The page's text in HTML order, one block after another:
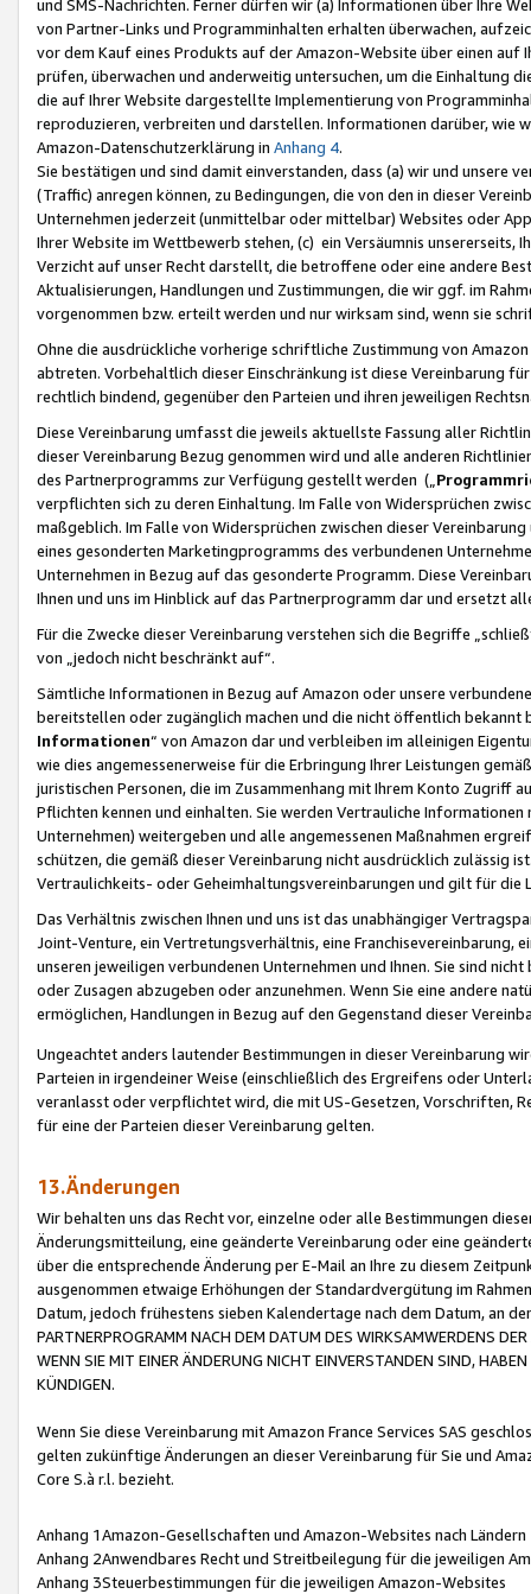
und SMS-Nachrichten. Ferner dürfen wir (a) Informationen über Ihre
von Partner-Links und Programminhalten erhalten überwachen,
vor dem Kauf eines Produkts auf der Amazon-Website über einen
prüfen, überwachen und anderweitig untersuchen, um die Einhaltung
die auf Ihrer Website dargestellte Implementierung von
reproduzieren, verbreiten und darstellen. Informationen darüber, wie
Amazon-Datenschutzerklärung in Anhang 4.
Sie bestätigen und sind damit einverstanden, dass (a) wir und
(Traffic) anregen können, zu Bedingungen, die von den in dieser
Unternehmen jederzeit (unmittelbar oder mittelbar) Websites oder
Ihrer Website im Wettbewerb stehen, (c) ein Versäumnis unsererseits,
Verzicht auf unser Recht darstellt, die betroffene oder eine andere
Aktualisierungen, Handlungen und Zustimmungen, die wir ggf. im
vorgenommen bzw. erteilt werden und nur wirksam sind, wenn sie
Ohne die ausdrückliche vorherige schriftliche Zustimmung von
abtreten. Vorbehaltlich dieser Einschränkung ist diese Vereinbarung
rechtlich bindend, gegenüber den Parteien und ihren jeweiligen
Diese Vereinbarung umfasst die jeweils aktuellste Fassung aller
dieser Vereinbarung Bezug genommen wird und alle anderen
des Partnerprogramms zur Verfügung gestellt werden („
verpflichten sich zu deren Einhaltung. Im Falle von Widersprüchen
maßgeblich. Im Falle von Widersprüchen zwischen dieser
eines gesonderten Marketingprogramms des verbundenen
Unternehmen in Bezug auf das gesonderte Programm. Diese
Ihnen und uns im Hinblick auf das Partnerprogramm dar und ersetzt
Für die Zwecke dieser Vereinbarung verstehen sich die Begriffe
von „jedoch nicht beschränkt auf“.
Sämtliche Informationen in Bezug auf Amazon oder unsere
bereitstellen oder zugänglich machen und die nicht öffentlich
Informationen“ von Amazon dar und verbleiben im alleinigen
wie dies angemessenerweise für die Erbringung Ihrer Leistungen
juristischen Personen, die im Zusammenhang mit Ihrem Konto
Pflichten kennen und einhalten. Sie werden Vertrauliche
Unternehmen) weitergeben und alle angemessenen Maßnahmen
schützen, die gemäß dieser Vereinbarung nicht ausdrücklich zulässig
Vertraulichkeits- oder Geheimhaltungsvereinbarungen und gilt für die
Das Verhältnis zwischen Ihnen und uns ist das unabhängiger
Joint-Venture, ein Vertretungsverhältnis, eine Franchisevereinbarung,
unseren jeweiligen verbundenen Unternehmen und Ihnen. Sie sind
oder Zusagen abzugeben oder anzunehmen. Wenn Sie eine andere
ermöglichen, Handlungen in Bezug auf den Gegenstand dieser
Ungeachtet anders lautender Bestimmungen in dieser Vereinbarung
Parteien in irgendeiner Weise (einschließlich des Ergreifens oder
veranlasst oder verpflichtet wird, die mit US-Gesetzen, Vorschriften,
für eine der Parteien dieser Vereinbarung gelten.
13.Änderungen
Wir behalten uns das Recht vor, einzelne oder alle Bestimmungen
Änderungsmitteilung, eine geänderte Vereinbarung oder eine
über die entsprechende Änderung per E-Mail an Ihre zu diesem
ausgenommen etwaige Erhöhungen der Standardvergütung im
Datum, jedoch frühestens sieben Kalendertage nach dem Datum, an
PARTNERPROGRAMM NACH DEM DATUM DES WIRKSAMWERDENS
WENN SIE MIT EINER ÄNDERUNG NICHT EINVERSTANDEN SIND,
KÜNDIGEN.
Wenn Sie diese Vereinbarung mit Amazon France Services SAS
gelten zukünftige Änderungen an dieser Vereinbarung für Sie und
Core S.à r.l. bezieht.
Anhang 1Amazon-Gesellschaften und Amazon-Websites nach Ländern
Anhang 2Anwendbares Recht und Streitbeilegung für die jeweiligen
Anhang 3Steuerbestimmungen für die jeweiligen Amazon-Websites